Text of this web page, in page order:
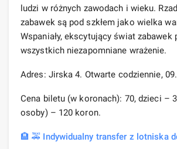
ludzi w różnych zawodach i wieku.
zabawek są pod szkłem jako wielka
Wspaniały, ekscytujący świat zabawek
wszystkich niezapomniane wrażenie.
Adres: Jirska 4. Otwarte codziennie,
Cena biletu (w koronach): 70, dzieci –
osoby) – 120 koron.
🏨 🚕 Indywidualny transfer z lotniska